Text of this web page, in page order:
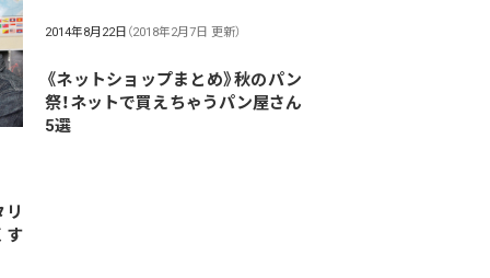
す
2014年8月22日 （2018年2月7日 更新）
《ネットショップまとめ》秋のパン
祭！ネットで買えちゃうパン屋さん
5選